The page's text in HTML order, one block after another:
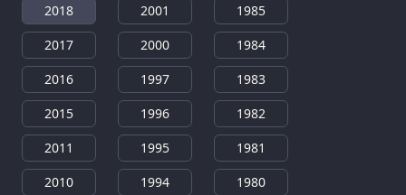
2018
2017
2016
2015
2011
2010
2001
2000
1997
1996
1995
1994
1985
1984
1983
1982
1981
1980